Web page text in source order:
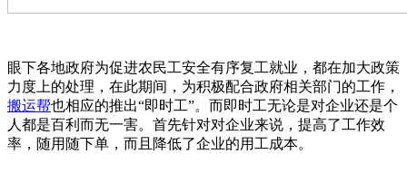
眼下各地政府为促进农民工安全有序复工就业，都在加大政策
力度上的处理，在此期间，为积极配合政府相关部门的工作，
搬运帮也相应的推出“即时工”。而即时工无论是对企业还是个
人都是百利而无一害。首先针对对企业来说，提高了工作效
率，随用随下单，而且降低了企业的用工成本。